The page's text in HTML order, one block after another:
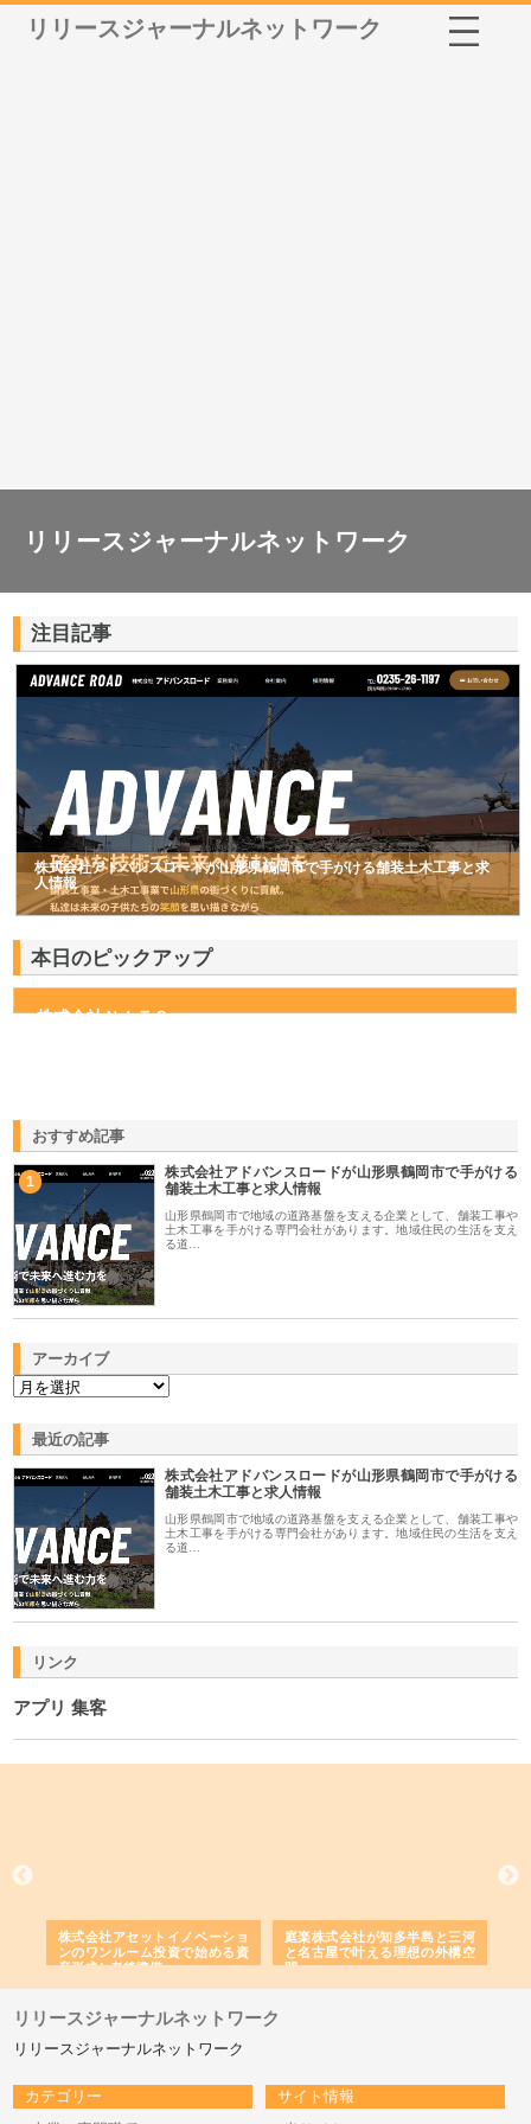
リリースジャーナルネットワーク
リリースジャーナルネットワーク
注目記事
株式会社アドバンスロードが山形県鶴岡市で手がける舗装土木工事と求
人情報
本日のピックアップ
株式会社ＮＩＴＳ
おすすめ記事
1
株式会社アドバンスロードが山形県鶴岡市で手がける
舗装土木工事と求人情報
山形県鶴岡市で地域の道路基盤を支える企業として、舗装工事や
土木工事を手がける専門会社があります。地域住民の生活を支え
る道…
アーカイブ
最近の記事
株式会社アドバンスロードが山形県鶴岡市で手がける
舗装土木工事と求人情報
山形県鶴岡市で地域の道路基盤を支える企業として、舗装工事や
土木工事を手がける専門会社があります。地域住民の生活を支え
る道…
リンク
アプリ 集客
株式会社アセットイノベーショ
ンのワンルーム投資で始める資
産形成と老後準備
庭楽株式会社が知多半島と三河
と名古屋で叶える理想の外構空
間
リリースジャーナルネットワーク
リリースジャーナルネットワーク
カテゴリー
サイト情報